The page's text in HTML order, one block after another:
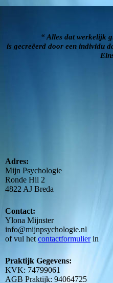
“ Alles dat werkelijk
is gecreëerd door een individu
Adres:
Mijn Psychologie
Ronde Hil 2
4822 AJ Breda
Contact:
Ylona Mijnster
info@mijnpsychologie.nl
of vul hetcontactformulierin
Praktijk Gegevens:
KVK: 74799061
AGB Praktijk: 94064725